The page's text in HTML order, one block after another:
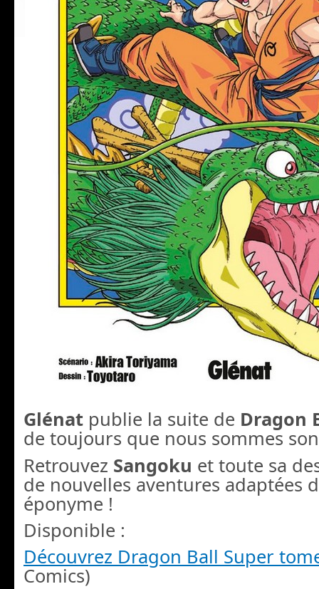
Glénat publie la suite de Dragon
de toujours que nous sommes
Retrouvez Sangoku et toute sa
de nouvelles aventures adaptées
éponyme !
Disponible :
Découvrez Dragon Ball Super
Comics)